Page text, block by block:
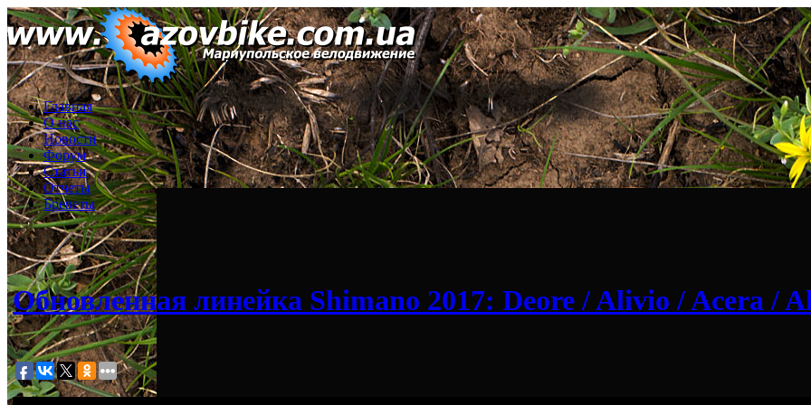
Главная
О нас
Новости
Форум
Статьи
Отчеты
Бреветы
Обновленная линейка Shimano 2017: Deore / Alivio / Acera /